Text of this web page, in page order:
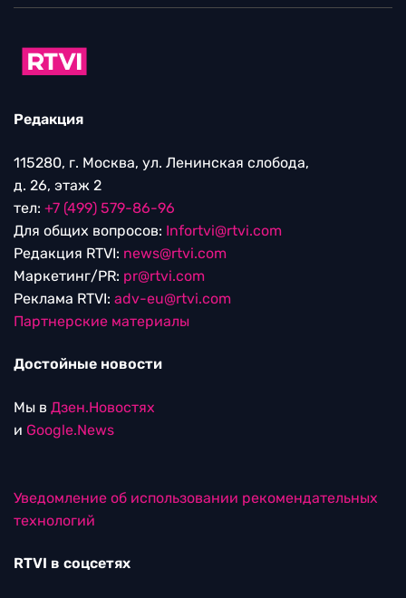
Редакция
115280, г. Москва, ул. Ленинская слобода,
д. 26, этаж 2
тел: +7 (499) 579-86-96
Для общих вопросов: Infortvi@rtvi.com
Редакция RTVI: news@rtvi.com
Маркетинг/PR: pr@rtvi.com
Реклама RTVI: adv-eu@rtvi.com
Партнерские материалы
Достойные новости
Мы в Дзен.Новостях
и Google.News
Уведомление об использовании рекомендательных
технологий
RTVI в соцсетях